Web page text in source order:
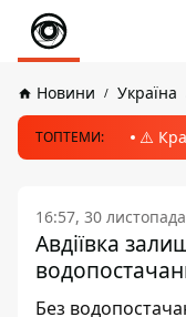
Новини Україна
ТОПТЕМИ: ⚠️
16:57, 30
Авдіївка
Без